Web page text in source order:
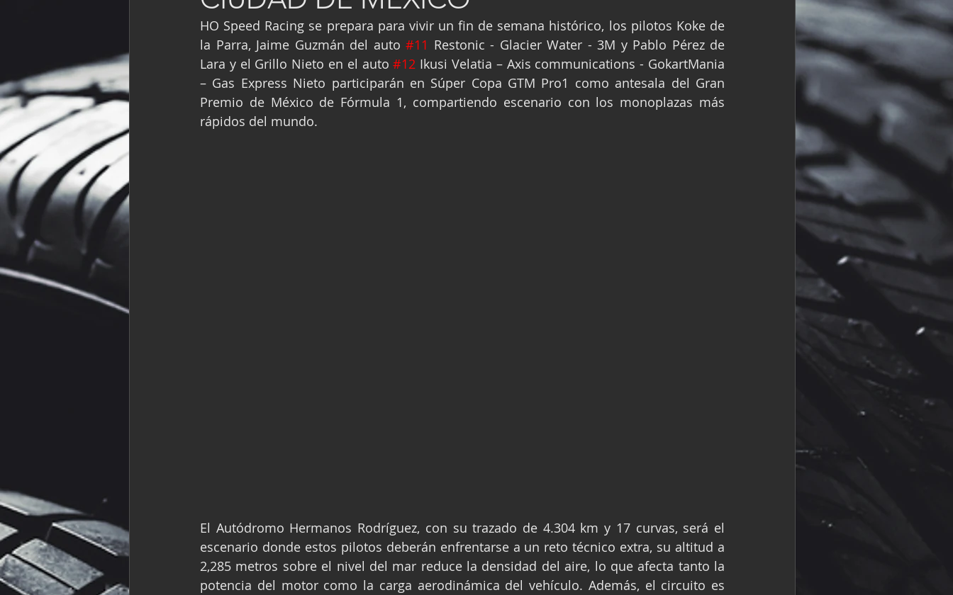
NASCAR México
HO Speed Racing se prepara para vivir un fin de semana histórico, los pilotos Koke de
la Parra, Jaime Guzmán del auto #11 Restonic - Glacier Water - 3M y Pablo Pérez de
Lara y el Grillo Nieto en el auto #12 Ikusi Velatia – Axis communications - GokartMania
– Gas Express Nieto participarán en Súper Copa GTM Pro1 como antesala del Gran
Premio de México de Fórmula 1, compartiendo escenario con los monoplazas más
rápidos del mundo.
El Autódromo Hermanos Rodríguez, con su trazado de 4.304 km y 17 curvas, será el
escenario donde estos pilotos deberán enfrentarse a un reto técnico extra, su altitud a
2,285 metros sobre el nivel del mar reduce la densidad del aire, lo que afecta tanto la
potencia del motor como la carga aerodinámica del vehículo. Además, el circuito es